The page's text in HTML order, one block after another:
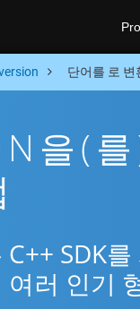
단어를 로 변
을(
SDK
러 인기